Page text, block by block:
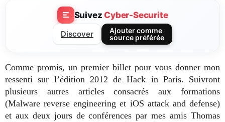
SuivezCyber-Securite
Discover
Ajouter comme
source préférée
Comme promis, un premier billet pour vous donner mon
ressenti sur l’édition 2012 de Hack in Paris. Suivront
plusieurs autres articles consacrés aux formations
(Malware reverse engineering et iOS attack and defense)
et aux deux jours de conférences par mes amis Thomas